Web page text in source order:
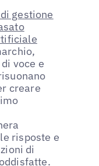
gestione
voce e
creare
risposte e
di